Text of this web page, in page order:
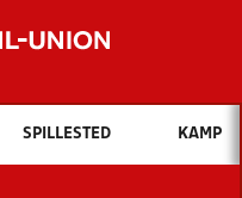
Hvad vil du søge efter?
OG NYHEDER
SPILLESTED KAMP